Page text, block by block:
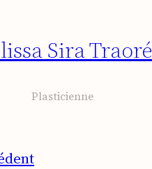
Sira Traoré
Plasticienne